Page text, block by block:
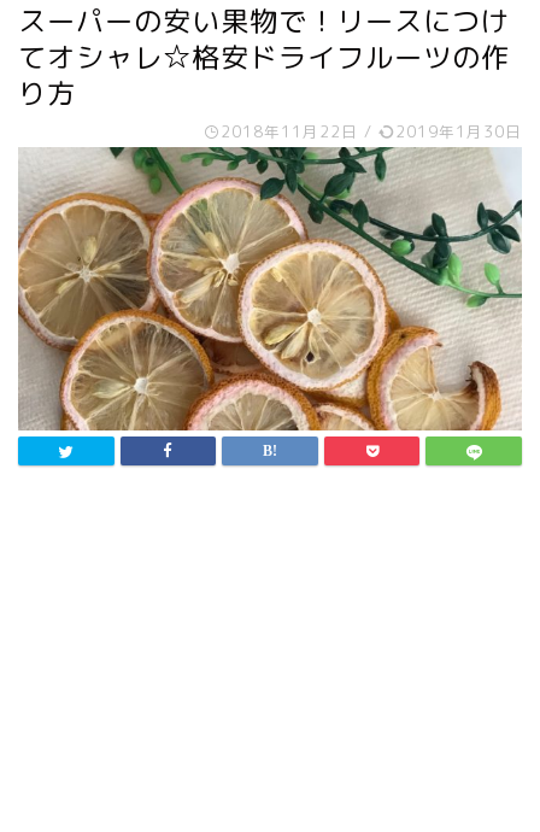
スーパーの安い果物で！リースにつけ
てオシャレ☆格安ドライフルーツの作
り方
2018年11月22日 / 2019年1月30日